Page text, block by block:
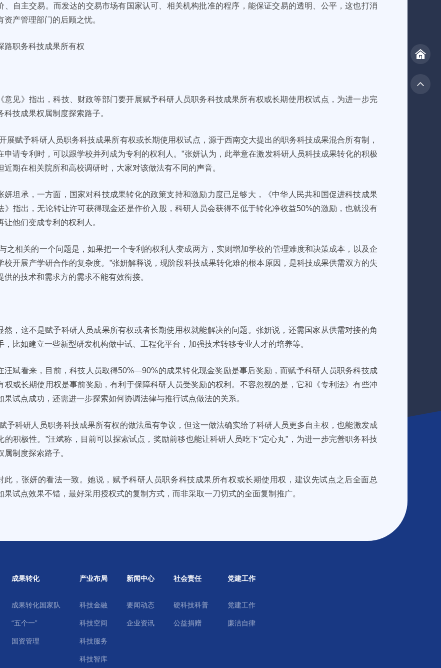
、自主交易。而发达的交易市场有国家认可、相关机构批准的程序，能保证交易的透明、公平，这也打消
资产管理部门的后顾之忧。
路职务科技成果所有权
《意见》指出，科技、财政等部门要开展赋予科研人员职务科技成果所有权或长期使用权试点，为进一步完
科技成果权属制度探索路子。
展赋予科研人员职务科技成果所有权或长期使用权试点，源于西南交大提出的职务科技成果混合所有制，
申请专利时，可以跟学校并列成为专利的权利人。”张妍认为，此举意在激发科研人员科技成果转化的积极
近期在相关院所和高校调研时，大家对该做法有不同的声音。
妍坦承，一方面，国家对科技成果转化的政策支持和激励力度已足够大，《中华人民共和国促进科技成果
》指出，无论转让许可获得现金还是作价入股，科研人员会获得不低于转化净收益50%的激励，也就没有
让他们变成专利的权利人。
之相关的一个问题是，如果把一个专利的权利人变成两方，实则增加学校的管理难度和决策成本，以及企
校开展产学研合作的复杂度。”张妍解释说，现阶段科技成果转化难的根本原因，是科技成果供需双方的失
供的技术和需求方的需求不能有效衔接。
然，这不是赋予科研人员成果所有权或者长期使用权就能解决的问题。张妍说，还需国家从供需对接的角
，比如建立一些新型研发机构做中试、工程化平台，加强技术转移专业人才的培养等。
汪斌看来，目前，科技人员取得50%—90%的成果转化现金奖励是事后奖励，而赋予科研人员职务科技成
权或长期使用权是事前奖励，有利于保障科研人员受奖励的权利。不容忽视的是，它和《专利法》有些冲
果试点成功，还需进一步探索如何协调法律与推行试点做法的关系。
予科研人员职务科技成果所有权的做法虽有争议，但这一做法确实给了科研人员更多自主权，也能激发成
的积极性。”汪斌称，目前可以探索试点，奖励前移也能让科研人员吃下“定心丸”，为进一步完善职务科技
属制度探索路子。
此，张妍的看法一致。她说，赋予科研人员职务科技成果所有权或长期使用权，建议先试点之后全面总
果试点效果不错，最好采用授权式的复制方式，而非采取一刀切式的全面复制推广。
成果转化
成果转化国家队
“五个一”
国资管理
产业布局
科技金融
科技空间
科技服务
科技智库
新闻中心
要闻动态
企业资讯
社会责任
硬科技科普
公益捐赠
党建工作
党建工作
廉洁自律